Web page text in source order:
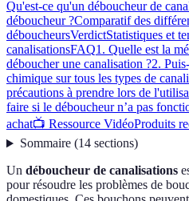
Qu'est-ce qu'un déboucheur de
déboucheur ?Comparatif des
déboucheursVerdictStatistiques et
canalisationsFAQ1. Quelle est la
déboucher une canalisation ?2.
chimique sur tous les types de
précautions à prendre lors de
faire si le déboucheur n’a pas
achat📺 Ressource VidéoProduits
Sommaire(14 sections)
Un déboucheur de canalisations
pour résoudre les problèmes de